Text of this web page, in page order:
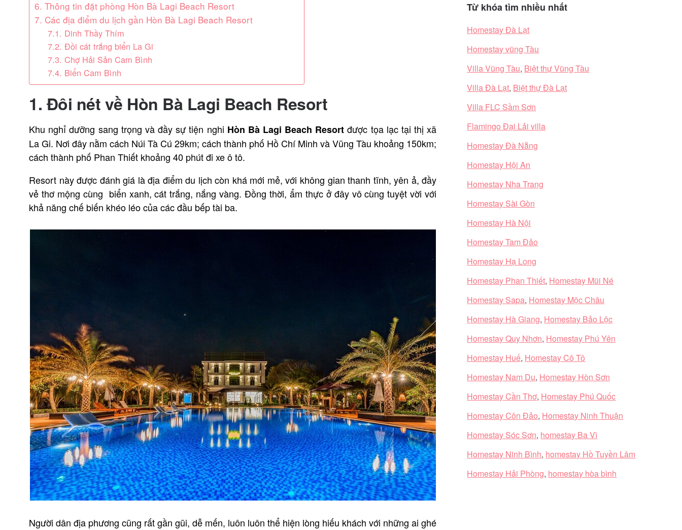
6. Thông tin đặt phòng Hòn Bà Lagi Beach Resort
7. Các địa điểm du lịch gần Hòn Bà Lagi Beach Resort
7.1. Dinh Thầy Thím
7.2. Đồi cát trắng biển La Gi
7.3. Chợ Hải Sản Cam Bình
7.4. Biển Cam Bình
1. Đôi nét về Hòn Bà Lagi Beach Resort
Khu nghỉ dưỡng sang trọng và đầy sự tiện nghi Hòn Bà Lagi Beach Resort được tọa lạc tại thị xã
La Gi. Nơi đây nằm cách Núi Tà Cú 29km; cách thành phố Hồ Chí Minh và Vũng Tàu khoảng 150km;
cách thành phố Phan Thiết khoảng 40 phút đi xe ô tô.
Resort này được đánh giá là địa điểm du lịch còn khá mới mẻ, với không gian thanh tĩnh, yên ả, đầy
vẻ thơ mộng cùng biển xanh, cát trắng, nắng vàng. Đồng thời, ẩm thực ở đây vô cùng tuyệt vời với
khả năng chế biến khéo léo của các đầu bếp tài ba.
Người dân địa phương cũng rất gần gũi, dễ mến, luôn luôn thể hiện lòng hiếu khách với những ai ghé
Từ khóa tìm nhiều nhất
Homestay Đà Lạt
Homestay vũng Tàu
Villa Vũng Tàu, Biệt thự Vũng Tàu
Villa Đà Lạt, Biệt thự Đà Lạt
Villa FLC Sầm Sơn
Flamingo Đại Lải villa
Homestay Đà Nẵng
Homestay Hội An
Homestay Nha Trang
Homestay Sài Gòn
Homestay Hà Nội
Homestay Tam Đảo
Homestay Hạ Long
Homestay Phan Thiết, Homestay Mũi Né
Homestay Sapa, Homestay Mộc Châu
Homestay Hà Giang, Homestay Bảo Lộc
Homestay Quy Nhơn, Homestay Phú Yên
Homestay Huế, Homestay Cô Tô
Homestay Nam Du, Homestay Hòn Sơn
Homestay Cần Thơ, Homestay Phú Quốc
Homestay Côn Đảo, Homestay Ninh Thuận
Homestay Sóc Sơn, homestay Ba Vì
Homestay Ninh Bình, homestay Hồ Tuyền Lâm
Homestay Hải Phòng, homestay hòa bình